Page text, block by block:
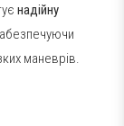
надійну
маневрів.